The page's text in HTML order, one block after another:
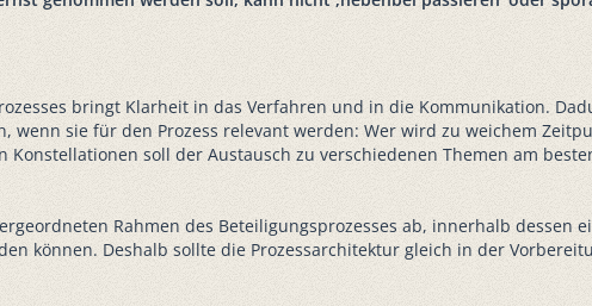
bringt Klarheit in das Verfahren und in die Kommunikation.
wenn sie für den Prozess relevant werden: Wer wird zu weichem
Konstellationen soll der Austausch zu verschiedenen Themen am
Rahmen des Beteiligungsprozesses ab, innerhalb dessen
können. Deshalb sollte die Prozessarchitektur gleich in der